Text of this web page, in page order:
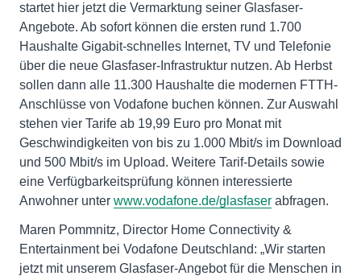
startet hier jetzt die Vermarktung seiner Glasfaser-
Angebote. Ab sofort können die ersten rund 1.700
Haushalte Gigabit-schnelles Internet, TV und Telefonie
über die neue Glasfaser-Infrastruktur nutzen. Ab Herbst
sollen dann alle 11.300 Haushalte die modernen FTTH-
Anschlüsse von Vodafone buchen können. Zur Auswahl
stehen vier Tarife ab 19,99 Euro pro Monat mit
Geschwindigkeiten von bis zu 1.000 Mbit/s im Download
und 500 Mbit/s im Upload. Weitere Tarif-Details sowie
eine Verfügbarkeitsprüfung können interessierte
Anwohner unter www.vodafone.de/glasfaser abfragen.
Maren Pommnitz, Director Home Connectivity &
Entertainment bei Vodafone Deutschland: „Wir starten
jetzt mit unserem Glasfaser-Angebot für die Menschen in